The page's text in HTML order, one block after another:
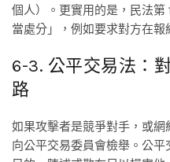
個人）。更實用的是，民法第
當處分」，例如要求對方在報
6-3. 公平交易法：
路
如果攻擊者是競爭對手，或
向公平交易委員會檢舉。公